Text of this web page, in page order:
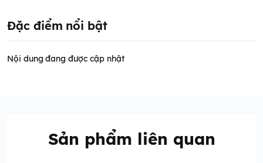
Đặc điểm nổi bật
Nội dung đang được cập nhật
Sản phẩm liên quan